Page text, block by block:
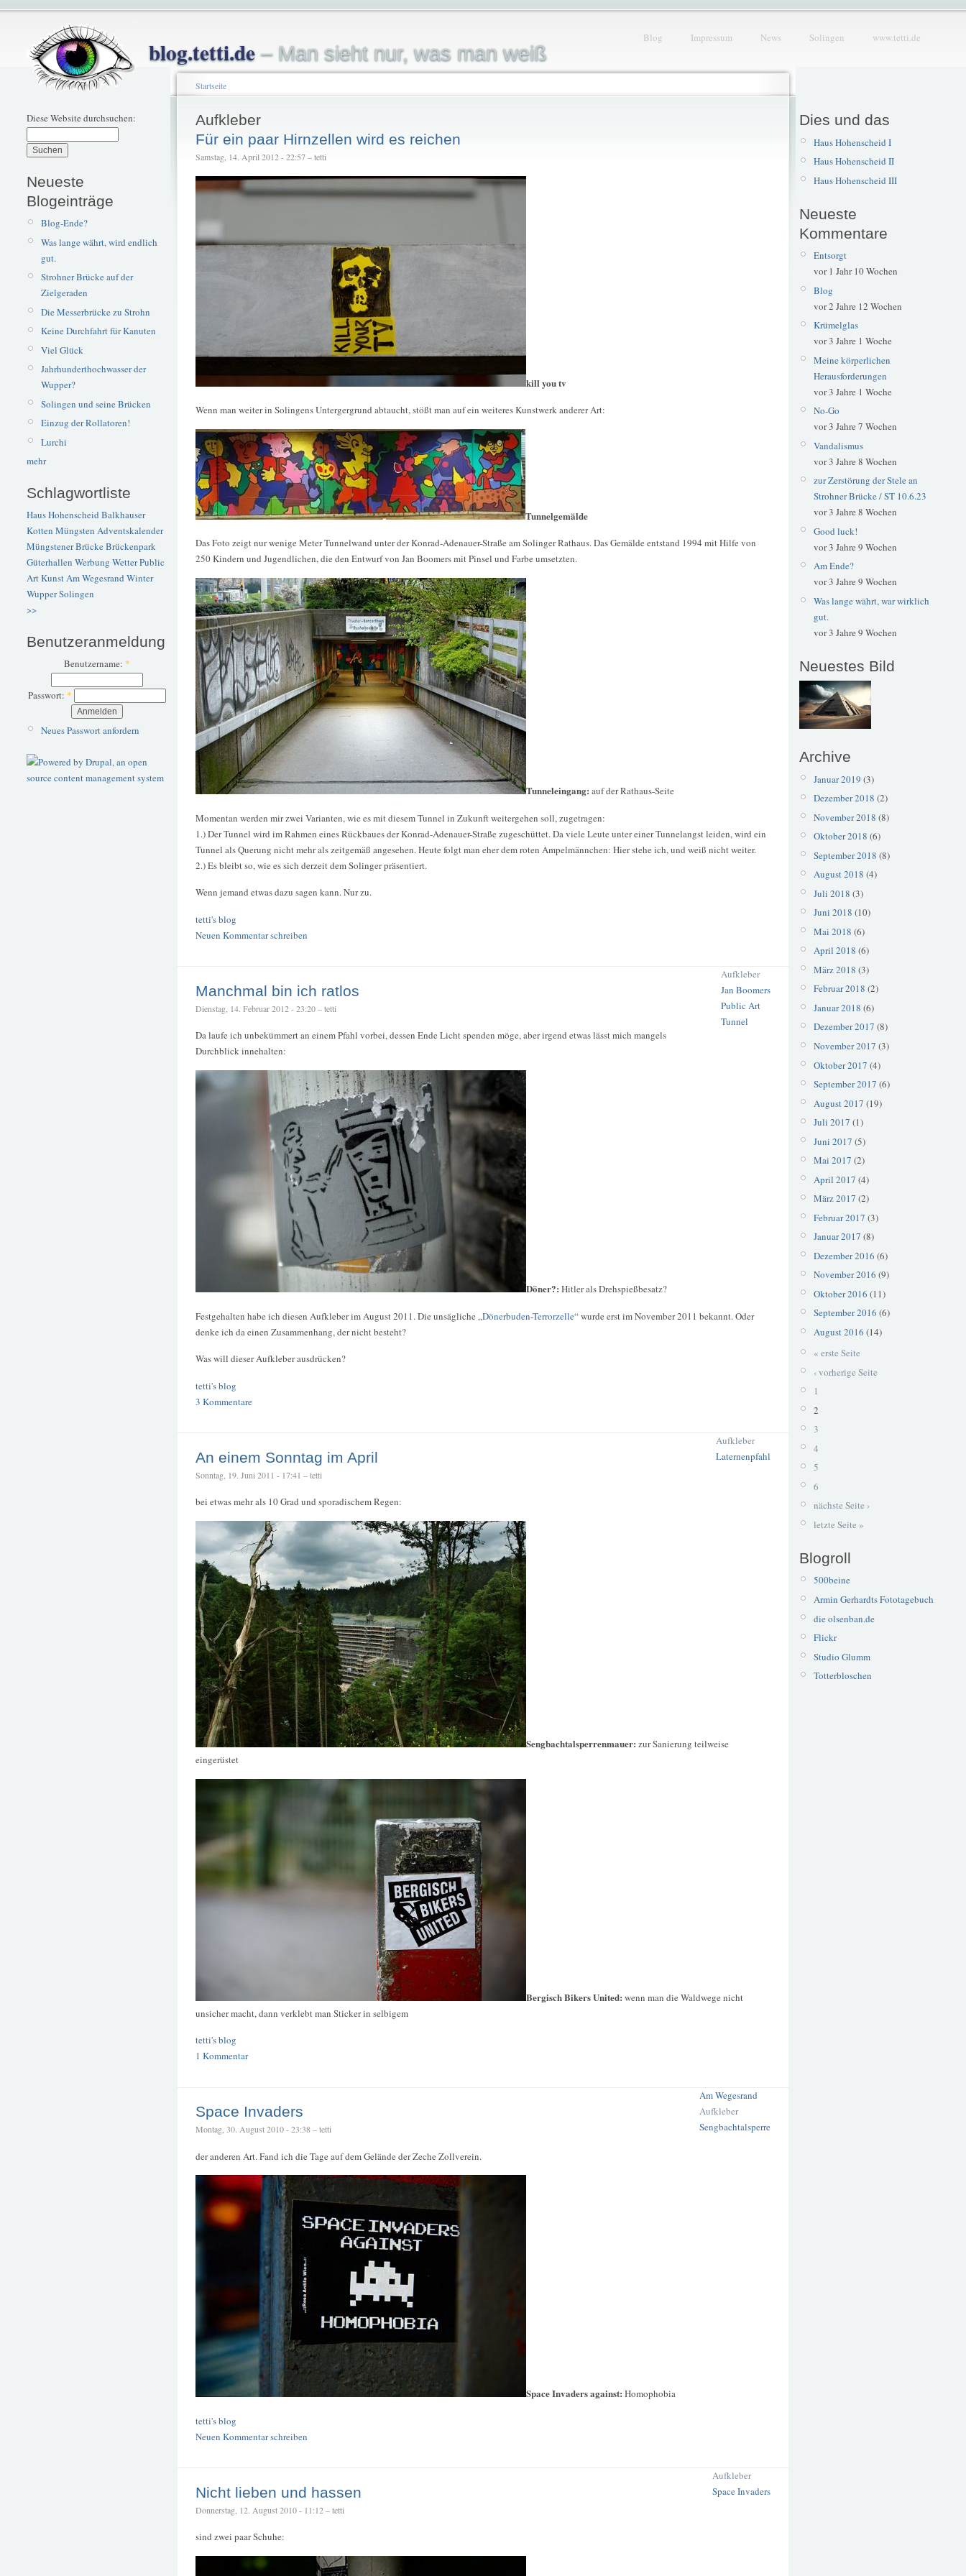
blog.tetti.de– Man sieht nur, was man weiß
Blog Impressum News Solingen www.tetti.de
Diese Website durchsuchen:
Neueste
Blogeinträge
Blog-Ende?
Was lange währt, wird endlich
gut.
Strohner Brücke auf der
Zielgeraden
Die Messerbrücke zu Strohn
Keine Durchfahrt für Kanuten
Viel Glück
Jahrhunderthochwasser der
Wupper?
Solingen und seine Brücken
Einzug der Rollatoren!
Lurchi
mehr
Schlagwortliste
Haus Hohenscheid Balkhauser
Kotten Müngsten Adventskalender
Müngstener BrückeBrückenpark
Güterhallen Werbung WetterPublic
ArtKunstAm Wegesrand Winter
WupperSolingen
>>
Benutzeranmeldung
Benutzername: *
Passwort: *
Neues Passwort anfordern
Startseite
Aufkleber
Für ein paar Hirnzellen wird es reichen
Samstag, 14. April 2012 - 22:57 – tetti
kill you tv
Wenn man weiter in Solingens Untergergrund abtaucht, stößt man auf ein weiteres Kunstwerk anderer Art:
Tunnelgemälde
Das Foto zeigt nur wenige Meter Tunnelwand unter der Konrad-Adenauer-Straße am Solinger Rathaus. Das Gemälde entstand 1994 mit Hilfe von
250 Kindern und Jugendlichen, die den Entwurf von Jan Boomers mit Pinsel und Farbe umsetzten.
Tunneleingang: auf der Rathaus-Seite
Momentan werden mir zwei Varianten, wie es mit diesem Tunnel in Zukunft weitergehen soll, zugetragen:
1.) Der Tunnel wird im Rahmen eines Rückbaues der Konrad-Adenauer-Straße zugeschüttet. Da viele Leute unter einer Tunnelangst leiden, wird ein
Tunnel als Querung nicht mehr als zeitgemäß angesehen. Heute folgt man eher dem roten Ampelmännchen: Hier stehe ich, und weiß nicht weiter.
2.) Es bleibt so, wie es sich derzeit dem Solinger präsentiert.
Wenn jemand etwas dazu sagen kann. Nur zu.
tetti's blog
Neuen Kommentar schreiben
Aufkleber
Jan Boomers
Public Art
Tunnel
Manchmal bin ich ratlos
Dienstag, 14. Februar 2012 - 23:20 – tetti
Da laufe ich unbekümmert an einem Pfahl vorbei, dessen Ende Licht spenden möge, aber irgend etwas lässt mich mangels
Durchblick innehalten:
Döner?: Hitler als Drehspießbesatz?
Festgehalten habe ich diesen Aufkleber im August 2011. Die unsägliche „Dönerbuden-Terrorzelle“ wurde erst im November 2011 bekannt. Oder
denke ich da einen Zusammenhang, der nicht besteht?
Was will dieser Aufkleber ausdrücken?
tetti's blog
3 Kommentare
Aufkleber
Laternenpfahl
An einem Sonntag im April
Sonntag, 19. Juni 2011 - 17:41 – tetti
bei etwas mehr als 10 Grad und sporadischem Regen:
Sengbachtalsperrenmauer: zur Sanierung teilweise
eingerüstet
Bergisch Bikers United: wenn man die Waldwege nicht
unsicher macht, dann verklebt man Sticker in selbigem
tetti's blog
1 Kommentar
Am Wegesrand
Aufkleber
Sengbachtalsperre
Space Invaders
Montag, 30. August 2010 - 23:38 – tetti
der anderen Art. Fand ich die Tage auf dem Gelände der Zeche Zollverein.
Space Invaders against: Homophobia
tetti's blog
Neuen Kommentar schreiben
Aufkleber
Space Invaders
Nicht lieben und hassen
Donnerstag, 12. August 2010 - 11:12 – tetti
sind zwei paar Schuhe:
Dies und das
Haus Hohenscheid I
Haus Hohenscheid II
Haus Hohenscheid III
Neueste
Kommentare
Entsorgt
vor 1 Jahr 10 Wochen
Blog
vor 2 Jahre 12 Wochen
Krümelglas
vor 3 Jahre 1 Woche
Meine körperlichen
Herausforderungen
vor 3 Jahre 1 Woche
No-Go
vor 3 Jahre 7 Wochen
Vandalismus
vor 3 Jahre 8 Wochen
zur Zerstörung der Stele an
Strohner Brücke / ST 10.6.23
vor 3 Jahre 8 Wochen
Good luck!
vor 3 Jahre 9 Wochen
Am Ende?
vor 3 Jahre 9 Wochen
Was lange währt, war wirklich
gut.
vor 3 Jahre 9 Wochen
Neuestes Bild
Archive
Januar 2019 (3)
Dezember 2018 (2)
November 2018 (8)
Oktober 2018 (6)
September 2018 (8)
August 2018 (4)
Juli 2018 (3)
Juni 2018 (10)
Mai 2018 (6)
April 2018 (6)
März 2018 (3)
Februar 2018 (2)
Januar 2018 (6)
Dezember 2017 (8)
November 2017 (3)
Oktober 2017 (4)
September 2017 (6)
August 2017 (19)
Juli 2017 (1)
Juni 2017 (5)
Mai 2017 (2)
April 2017 (4)
März 2017 (2)
Februar 2017 (3)
Januar 2017 (8)
Dezember 2016 (6)
November 2016 (9)
Oktober 2016 (11)
September 2016 (6)
August 2016 (14)
« erste Seite
‹ vorherige Seite
1
2
3
4
5
6
nächste Seite ›
letzte Seite »
Blogroll
500beine
Armin Gerhardts Fototagebuch
die olsenban.de
Flickr
Studio Glumm
Totterbloschen